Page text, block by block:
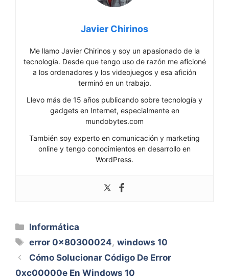
Javier Chirinos
Me llamo Javier Chirinos y soy un apasionado de la
tecnología. Desde que tengo uso de razón me aficioné
a los ordenadores y los videojuegos y esa afición
terminó en un trabajo.
Llevo más de 15 años publicando sobre tecnología y
gadgets en Internet, especialmente en
mundobytes.com
También soy experto en comunicación y marketing
online y tengo conocimientos en desarrollo en
WordPress.
Categorías
Informática
Etiquetas
error 0x80300024,windows 10
Cómo Solucionar Código De Error
0xc00000e En Windows 10